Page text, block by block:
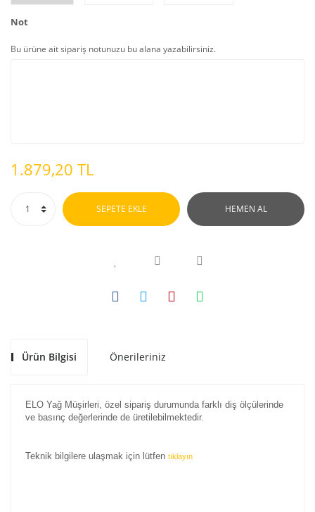
Not
Bu ürüne ait sipariş notunuzu bu alana yazabilirsiniz.
1.879,20 TL
SEPETE EKLE HEMEN AL
Ürün Bilgisi Önerileriniz
ELO Yağ Müşirleri, özel sipariş durumunda farklı diş ölçülerinde
ve basınç değerlerinde de üretilebilmektedir.
Teknik bilgilere ulaşmak için lütfen tıklayın